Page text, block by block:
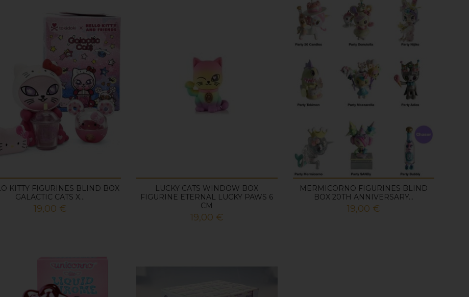
KITTY FIGURINES BLIND BOX
GALACTIC CATS X...
Prix
19,00 €
LUCKY CATS WINDOW BOX
FIGURINE ETERNAL LUCKY PAWS 6
CM
Prix
19,00 €
MERMICORNO FIGURINES BLIND
BOX 20TH ANNIVERSARY...
Prix
19,00 €